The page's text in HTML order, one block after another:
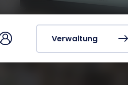
Verwaltung
Campus Karte